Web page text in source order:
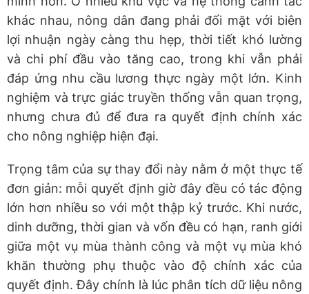
khác nhau, nông dân đang phải đối mặt với biên
lợi nhuận ngày càng thu hẹp, thời tiết khó lường
và chi phí đầu vào tăng cao, trong khi vẫn phải
đáp ứng nhu cầu lương thực ngày một lớn. Kinh
nghiệm và trực giác truyền thống vẫn quan trọng,
nhưng chưa đủ để đưa ra quyết định chính xác
cho nông nghiệp hiện đại.
Trọng tâm của sự thay đổi này nằm ở một thực tế
đơn giản: mỗi quyết định giờ đây đều có tác động
lớn hơn nhiều so với một thập kỷ trước. Khi nước,
dinh dưỡng, thời gian và vốn đều có hạn, ranh giới
giữa một vụ mùa thành công và một vụ mùa khó
khăn thường phụ thuộc vào độ chính xác của
quyết định. Đây chính là lúc phân tích dữ liệu nông